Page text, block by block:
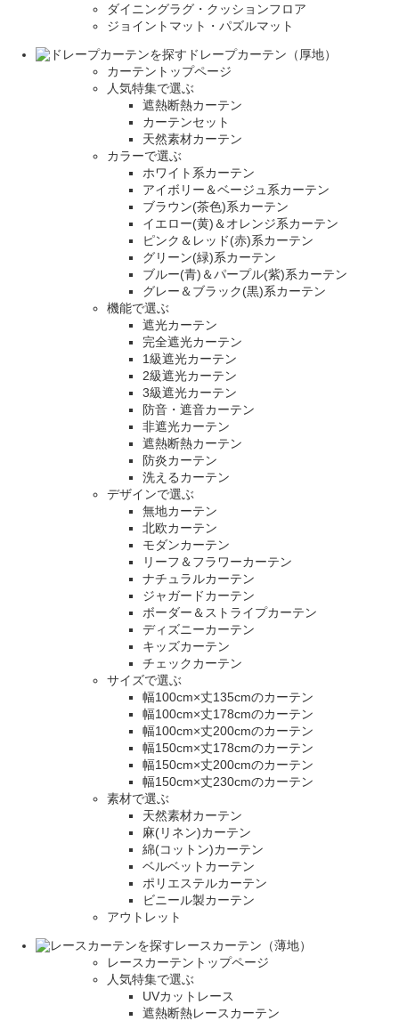
ダイニングラグ・クッションフロア
ジョイントマット・パズルマット
ドレープカーテン（厚地）
カーテントップページ
人気特集で選ぶ
遮熱断熱カーテン
カーテンセット
天然素材カーテン
カラーで選ぶ
ホワイト系カーテン
アイボリー＆ベージュ系カーテン
ブラウン(茶色)系カーテン
イエロー(黄)＆オレンジ系カーテン
ピンク＆レッド(赤)系カーテン
グリーン(緑)系カーテン
ブルー(青)＆パープル(紫)系カーテン
グレー＆ブラック(黒)系カーテン
機能で選ぶ
遮光カーテン
完全遮光カーテン
1級遮光カーテン
2級遮光カーテン
3級遮光カーテン
防音・遮音カーテン
非遮光カーテン
遮熱断熱カーテン
防炎カーテン
洗えるカーテン
デザインで選ぶ
無地カーテン
北欧カーテン
モダンカーテン
リーフ＆フラワーカーテン
ナチュラルカーテン
ジャガードカーテン
ボーダー＆ストライプカーテン
ディズニーカーテン
キッズカーテン
チェックカーテン
サイズで選ぶ
幅100cm×丈135cmのカーテン
幅100cm×丈178cmのカーテン
幅100cm×丈200cmのカーテン
幅150cm×丈178cmのカーテン
幅150cm×丈200cmのカーテン
幅150cm×丈230cmのカーテン
素材で選ぶ
天然素材カーテン
麻(リネン)カーテン
綿(コットン)カーテン
ベルベットカーテン
ポリエステルカーテン
ビニール製カーテン
アウトレット
レースカーテン（薄地）
レースカーテントップページ
人気特集で選ぶ
UVカットレース
遮熱断熱レースカーテン